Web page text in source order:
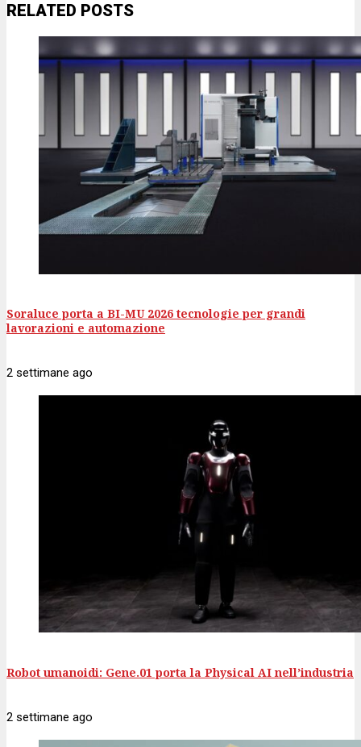
RELATED POSTS
Soraluce porta a BI-MU 2026 tecnologie per grandi
lavorazioni e automazione
2 settimane ago
Robot umanoidi: Gene.01 porta la Physical AI nell’industria
2 settimane ago